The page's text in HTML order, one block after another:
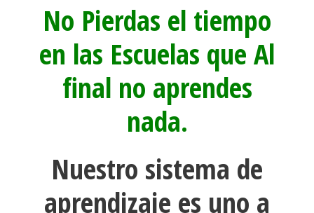
No Pierdas el tiempo
en las Escuelas que Al
final no aprendes
nada.
Nuestro sistema de
aprendizaje es uno a